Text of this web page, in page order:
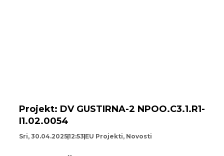
Projekt: DV GUSTIRNA-2 NPOO.C3.1.R1-
I1.02.0054
Sri, 30.04.202512:53 EU Projekti, Novosti